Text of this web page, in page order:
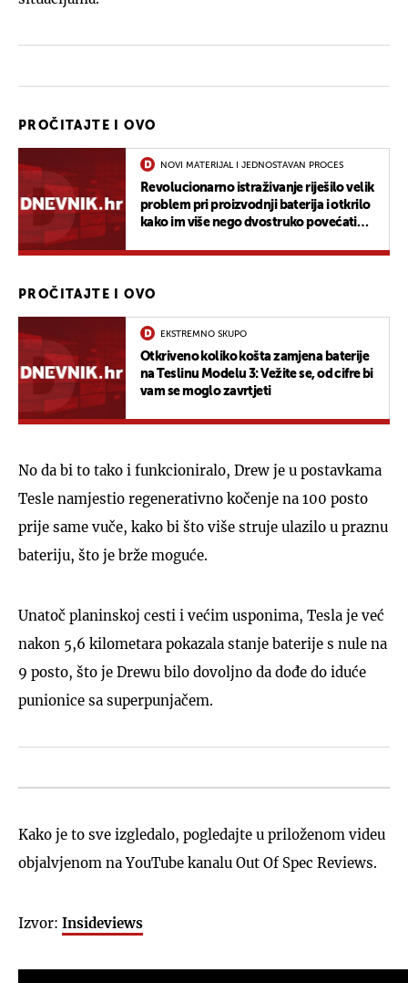
PROČITAJTE I OVO
NOVI MATERIJAL I JEDNOSTAVAN PROCES
Revolucionarno istraživanje riješilo velik
problem pri proizvodnji baterija i otkrilo
kako im više nego dvostruko povećati
PROČITAJTE I OVO
EKSTREMNO SKUPO
Otkriveno koliko košta zamjena baterije
na Teslinu Modelu 3: Vežite se, od cifre bi
vam se moglo zavrtjeti
No da bi to tako i funkcioniralo, Drew je u postavkama
Tesle namjestio regenerativno kočenje na 100 posto
prije same vuče, kako bi što više struje ulazilo u praznu
bateriju, što je brže moguće.
Unatoč planinskoj cesti i većim usponima, Tesla je već
nakon 5,6 kilometara pokazala stanje baterije s nule na
9 posto, što je Drewu bilo dovoljno da dođe do iduće
punionice sa superpunjačem.
Kako je to sve izgledalo, pogledajte u priloženom videu
objalvjenom na YouTube kanalu Out Of Spec Reviews.
Izvor: Insideviews